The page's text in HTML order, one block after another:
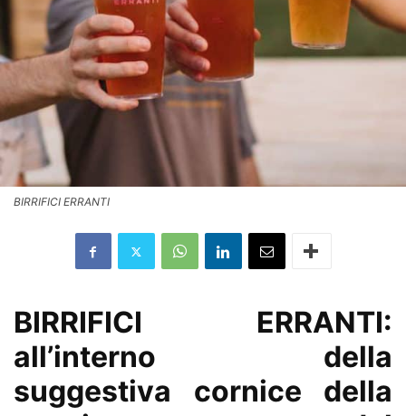
BIRRIFICI ERRANTI
BIRRIFICI ERRANTI:
all’interno della
suggestiva cornice della